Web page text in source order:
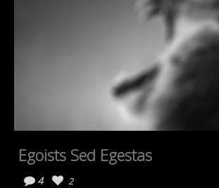
Egoists Sed Egestas
4
2